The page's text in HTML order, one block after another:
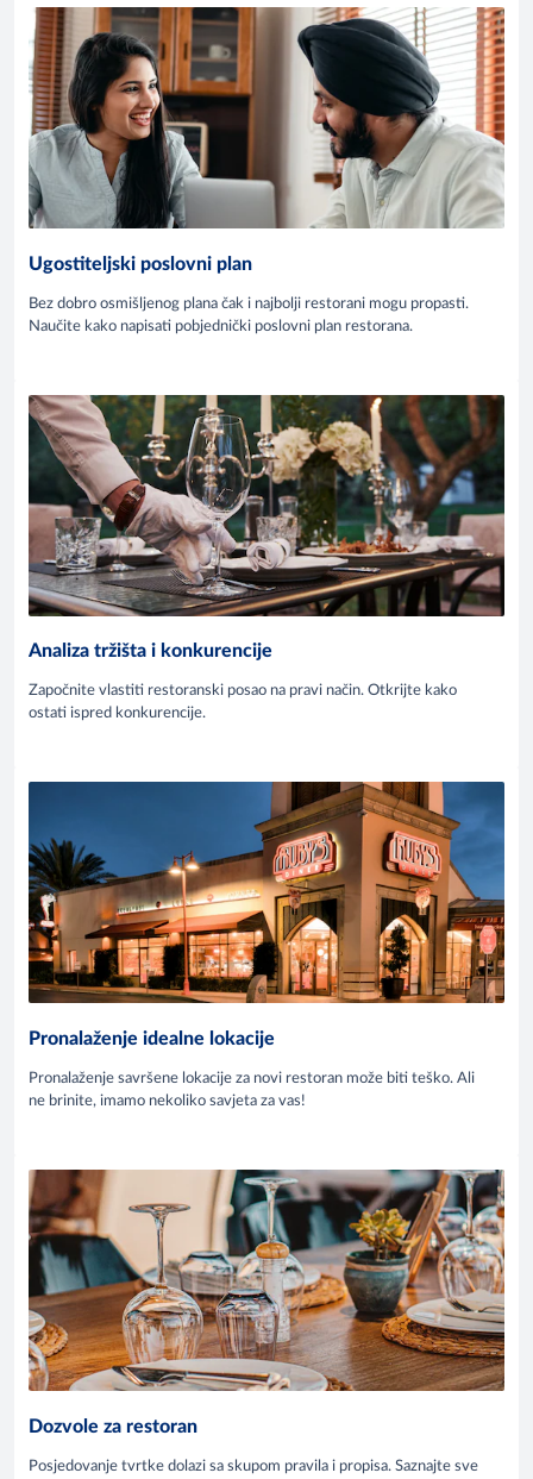
Ugostiteljski poslovni plan
Bez dobro osmišljenog plana čak i najbolji restorani mogu propasti.
Naučite kako napisati pobjednički poslovni plan restorana.
Analiza tržišta i konkurencije
Započnite vlastiti restoranski posao na pravi način. Otkrijte kako
ostati ispred konkurencije.
Pronalaženje idealne lokacije
Pronalaženje savršene lokacije za novi restoran može biti teško. Ali
ne brinite, imamo nekoliko savjeta za vas!
Dozvole za restoran
Posjedovanje tvrtke dolazi sa skupom pravila i propisa. Saznajte sve